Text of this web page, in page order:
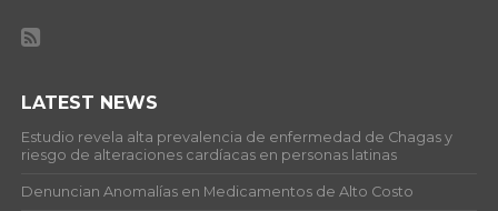
LATEST NEWS
Estudio revela alta prevalencia de enfermedad de Chagas y
riesgo de alteraciones cardíacas en personas latinas
Denuncian Anomalías en Medicamentos de Alto Costo